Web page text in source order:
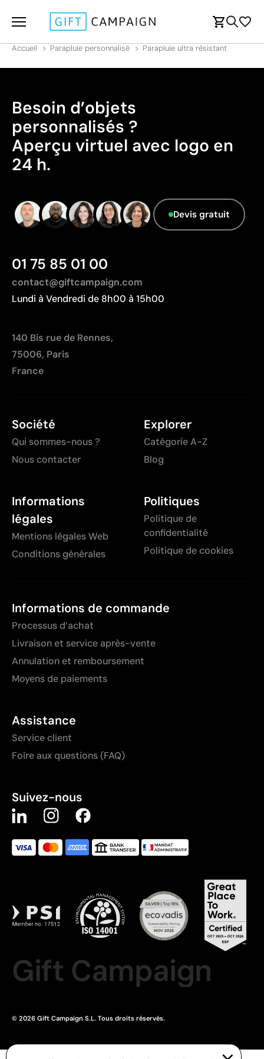
Accueil Parapluie personnalisé Parapluie ultra résistant
Besoin d’objets
personnalisés ?
Aperçu virtuel avec logo en
24 h.
Devis gratuit
01 75 85 01 00
contact@giftcampaign.com
Lundi à Vendredi de 8h00 à 15h00
140 Bis rue de Rennes,
75006, Paris
France
Société
Qui sommes-nous ?
Nous contacter
Explorer
Catégorie A-Z
Blog
Informations
légales
Mentions légales Web
Conditions générales
Politiques
Politique de
confidentialité
Politique de cookies
Informations de commande
Processus d’achat
Livraison et service après-vente
Annulation et remboursement
Moyens de paiements
Assistance
Service client
Foire aux questions (FAQ)
Suivez-nous
Gift Campaign
© 2026 Gift Campaign S.L. Tous droits réservés.